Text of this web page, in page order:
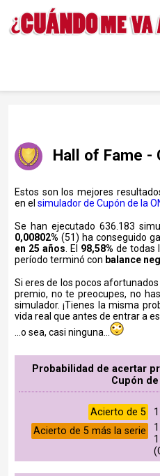
Hall of Fame -
Estos son los mejores
en el simulador de Cupón de la
Se han ejecutado 636.183
0,00802% (51) ha conseguido
en 25 años . El 98,58% de todas
período terminó con balance
Si eres de los pocos
premio, no te preocupes, no
simulador. ¡Tienes la misma
vida real que antes de entrar a
...o sea, casi ninguna...
Probabilidad de acertar
Cupón de
Acierto de 5
Acierto de 5 más la serie